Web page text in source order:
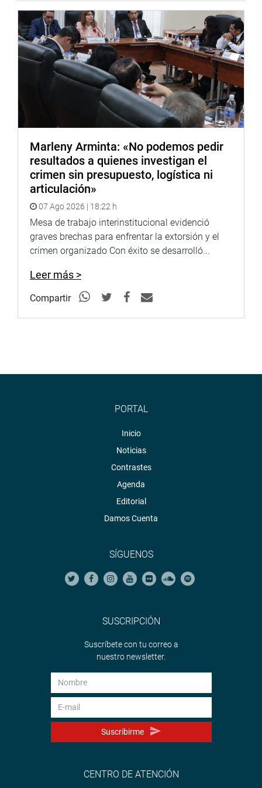
DESPACHO DE LA COMISIÓN DE DESCENTRALIZACIÓN
Marleny Arminta: «No podemos pedir
resultados a quienes investigan el
crimen sin presupuesto, logística ni
articulación»
07 Ago 2026 | 18:22 h
Mesa de trabajo interinstitucional evidenció
graves brechas para enfrentar la extorsión y el
crimen organizado Con éxito se desarrolló...
Leer más >
Compartir
PORTAL
Inicio
Noticias
Contrastes
Agenda
Editorial
Damos Cuenta
SÍGUENOS
SUSCRIPCIÓN
Suscríbete con tu correo a
nuestro newsletter.
Suscribirme
CENTRO DE ATENCIÓN